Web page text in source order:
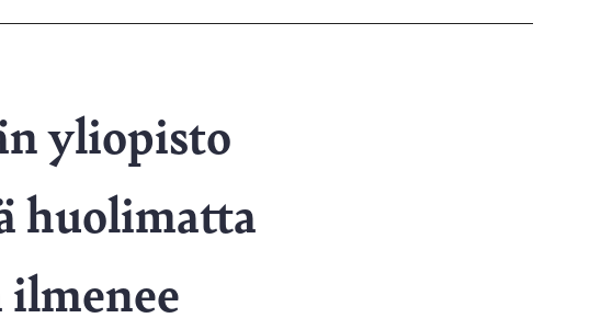
yliopisto
huolimatta